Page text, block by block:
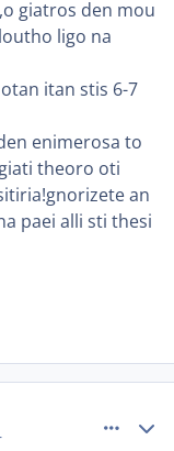
giatros den mou
ligo na
itan stis 6-7
enimerosa to
theoro oti
an
paei alli sti thesi